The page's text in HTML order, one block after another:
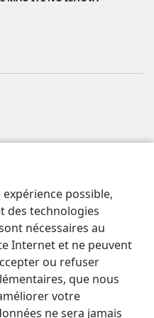
possible,
des technologies
nécessaires au
Internet et ne peuvent
ou refuser
que nous
votre
ne sera jamais
ao